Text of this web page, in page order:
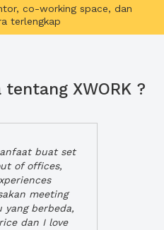
co-working space, dan
terlengkap
XWORK ?
buat set
of offices,
meeting
yang berbeda,
dan I love